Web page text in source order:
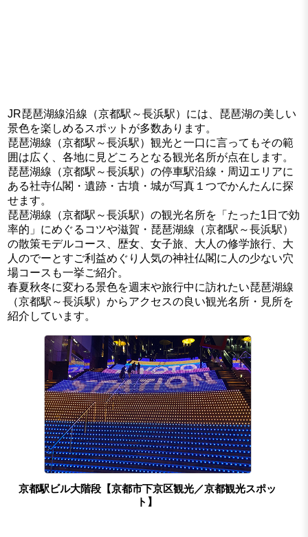
JR琵琶湖線沿線（京都駅～長浜駅）には、琵琶湖の美しい
景色を楽しめるスポットが多数あります。
琵琶湖線（京都駅～長浜駅）観光と一口に言ってもその範
囲は広く、各地に見どころとなる観光名所が点在します。
琵琶湖線（京都駅～長浜駅）の停車駅沿線・周辺エリアに
ある社寺仏閣・遺跡・古墳・城が写真１つでかんたんに探
せます。
琵琶湖線（京都駅～長浜駅）の観光名所を「たった1日で効
率的」にめぐるコツや滋賀・琵琶湖線（京都駅～長浜駅）
の散策モデルコース、歴女、女子旅、大人の修学旅行、大
人のでーとすご利益めぐり人気の神社仏閣に人の少ない穴
場コースも一挙ご紹介。
春夏秋冬に変わる景色を週末や旅行中に訪れたい琵琶湖線
（京都駅～長浜駅）からアクセスの良い観光名所・見所を
紹介しています。
京都駅ビル大階段【京都市下京区観光／京都観光スポッ
ト】